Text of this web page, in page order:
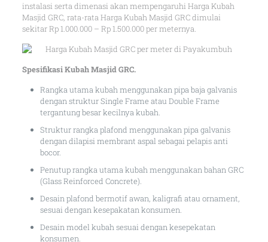
instalasi serta dimenasi akan mempengaruhi Harga Kubah
Masjid GRC, rata-rata Harga Kubah Masjid GRC dimulai
sekitar Rp 1.000.000 – Rp 1.500.000 per meternya.
Spesifikasi Kubah Masjid GRC.
Rangka utama kubah menggunakan pipa baja galvanis
dengan struktur Single Frame atau Double Frame
tergantung besar kecilnya kubah.
Struktur rangka plafond menggunakan pipa galvanis
dengan dilapisi membrant aspal sebagai pelapis anti
bocor.
Penutup rangka utama kubah menggunakan bahan GRC
(Glass Reinforced Concrete).
Desain plafond bermotif awan, kaligrafi atau ornament,
sesuai dengan kesepakatan konsumen.
Desain model kubah sesuai dengan kesepekatan
konsumen.